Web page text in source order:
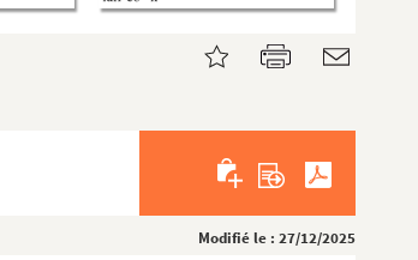
Modifié le : 27/12/2025